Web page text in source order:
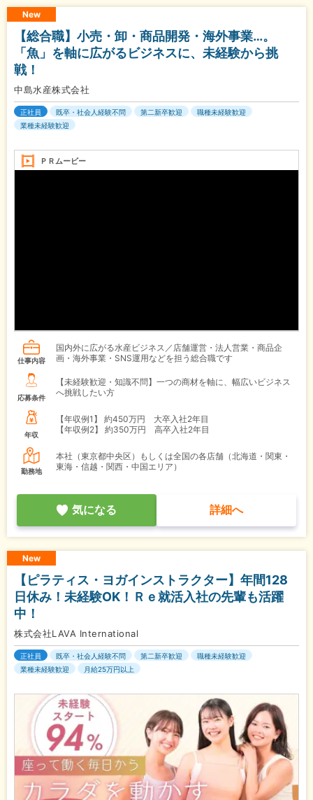
New
【総合職】小売・卸・商品開発・海外事業…。
「魚」を軸に広がるビジネスに、未経験から挑
戦！
中島水産株式会社
正社員 既卒・社会人経験不問 第二新卒歓迎
職種未経験歓迎
業種未経験歓迎
ＰＲムービー
仕事内容
国内外に広がる水産ビジネス／店舗運営・法人営業・商品企
画・海外事業・SNS運用などを担う総合職です
応募条件
【未経験歓迎・知識不問】一つの商材を軸に、幅広いビジネス
へ挑戦したい方
年収
【年収例1】
約450万円 大卒入社2年目
【年収例2】
約350万円 高卒入社2年目
勤務地
本社（東京都中央区）もしくは全国の各店舗（北海道・関東・
東海・信越・関西・中国エリア）
気になる 詳細へ
New
【ピラティス・ヨガインストラクター】年間128
日休み！未経験OK！Ｒｅ就活入社の先輩も活躍
中！
株式会社LAVA International
正社員 既卒・社会人経験不問 第二新卒歓迎
職種未経験歓迎
業種未経験歓迎
月給25万円以上